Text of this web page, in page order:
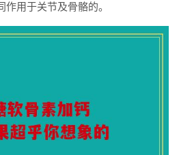
用于关节及骨骼的。